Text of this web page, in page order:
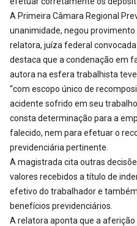
A Primeira Câmara Regional
unanimidade, negou provimento
relatora, juíza federal convocada
destaca que a condenação em
autora na esfera trabalhista
“com escopo único de
acidente sofrido em seu
consta determinação para a
falecido, nem para efetuar o
previdenciária pertinente.
A magistrada cita outras
valores recebidos a título de
efetivo do trabalhador e
benefícios previdenciários.
A relatora aponta que a